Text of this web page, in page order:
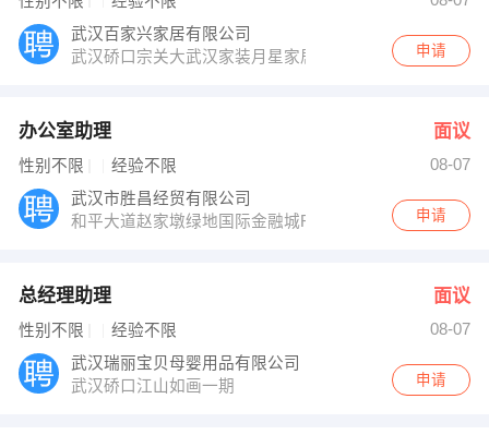
武汉百家兴家居有限公司
武汉硚口宗关大武汉家装月星家居22楼
申请
办公室助理 面议
性别不限 经验不限
08-07
武汉市胜昌经贸有限公司
和平大道赵家墩绿地国际金融城R7栋1单元2301申请
总经理助理 面议
性别不限 经验不限
08-07
武汉瑞丽宝贝母婴用品有限公司
武汉硚口江山如画一期
申请